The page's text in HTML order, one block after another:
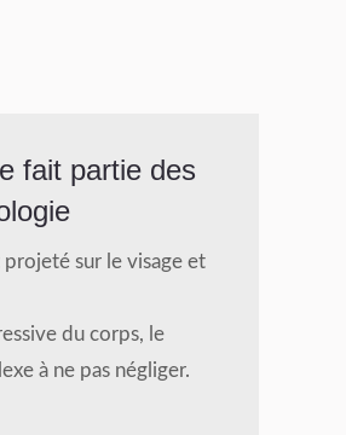
fait partie des
sur le visage et
du corps, le
à ne pas négliger.